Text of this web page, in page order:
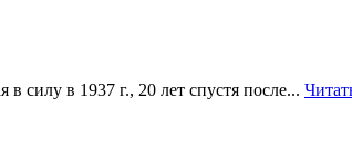
силу в 1937 г., 20 лет спустя после...